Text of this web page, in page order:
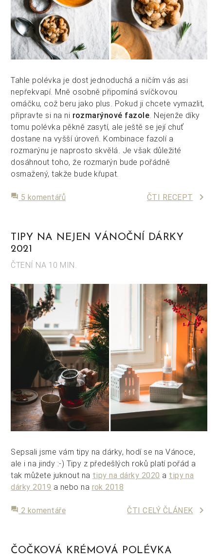
Tahle polévka je dost jednoduchá a ničím vás asi
nepřekvapí. Mně osobně připomíná svíčkovou
omáčku, což beru jako plus. Pokud ji chcete vymazlit,
připravte si na ni rozmarýnové fazole. Nejenže díky
tomu polévka pěkně zasytí, ale ještě se její chuť
dostane na vyšší úroveň. Kombinace fazolí a
rozmarýnu je naprosto skvělá. Je však důležité
dosáhnout toho, že rozmarýn bude pořádně
osmažený, takže bude křupat.
forum 5 komentářů ČTI RECEPT keyboard_arrow_right
TIPY NA NEJEN VÁNOČNÍ DÁRKY
2021
ČTENÍ NA 10 MIN.
Sepsali jsme vám tipy na dárky, hodí se na Vánoce,
ale i na jindy :-) Tipy z předešlých roků platí pořád a
tak můžete juknout na tipy na dárky 2020 a tipy na
dárky 2019 a nebo na rok 2018
forum 2 komentáře ČTI CELÝ ČLÁNEK keyboard_arrow_right
ČOČKOVÁ KRÉMOVÁ POLÉVKA